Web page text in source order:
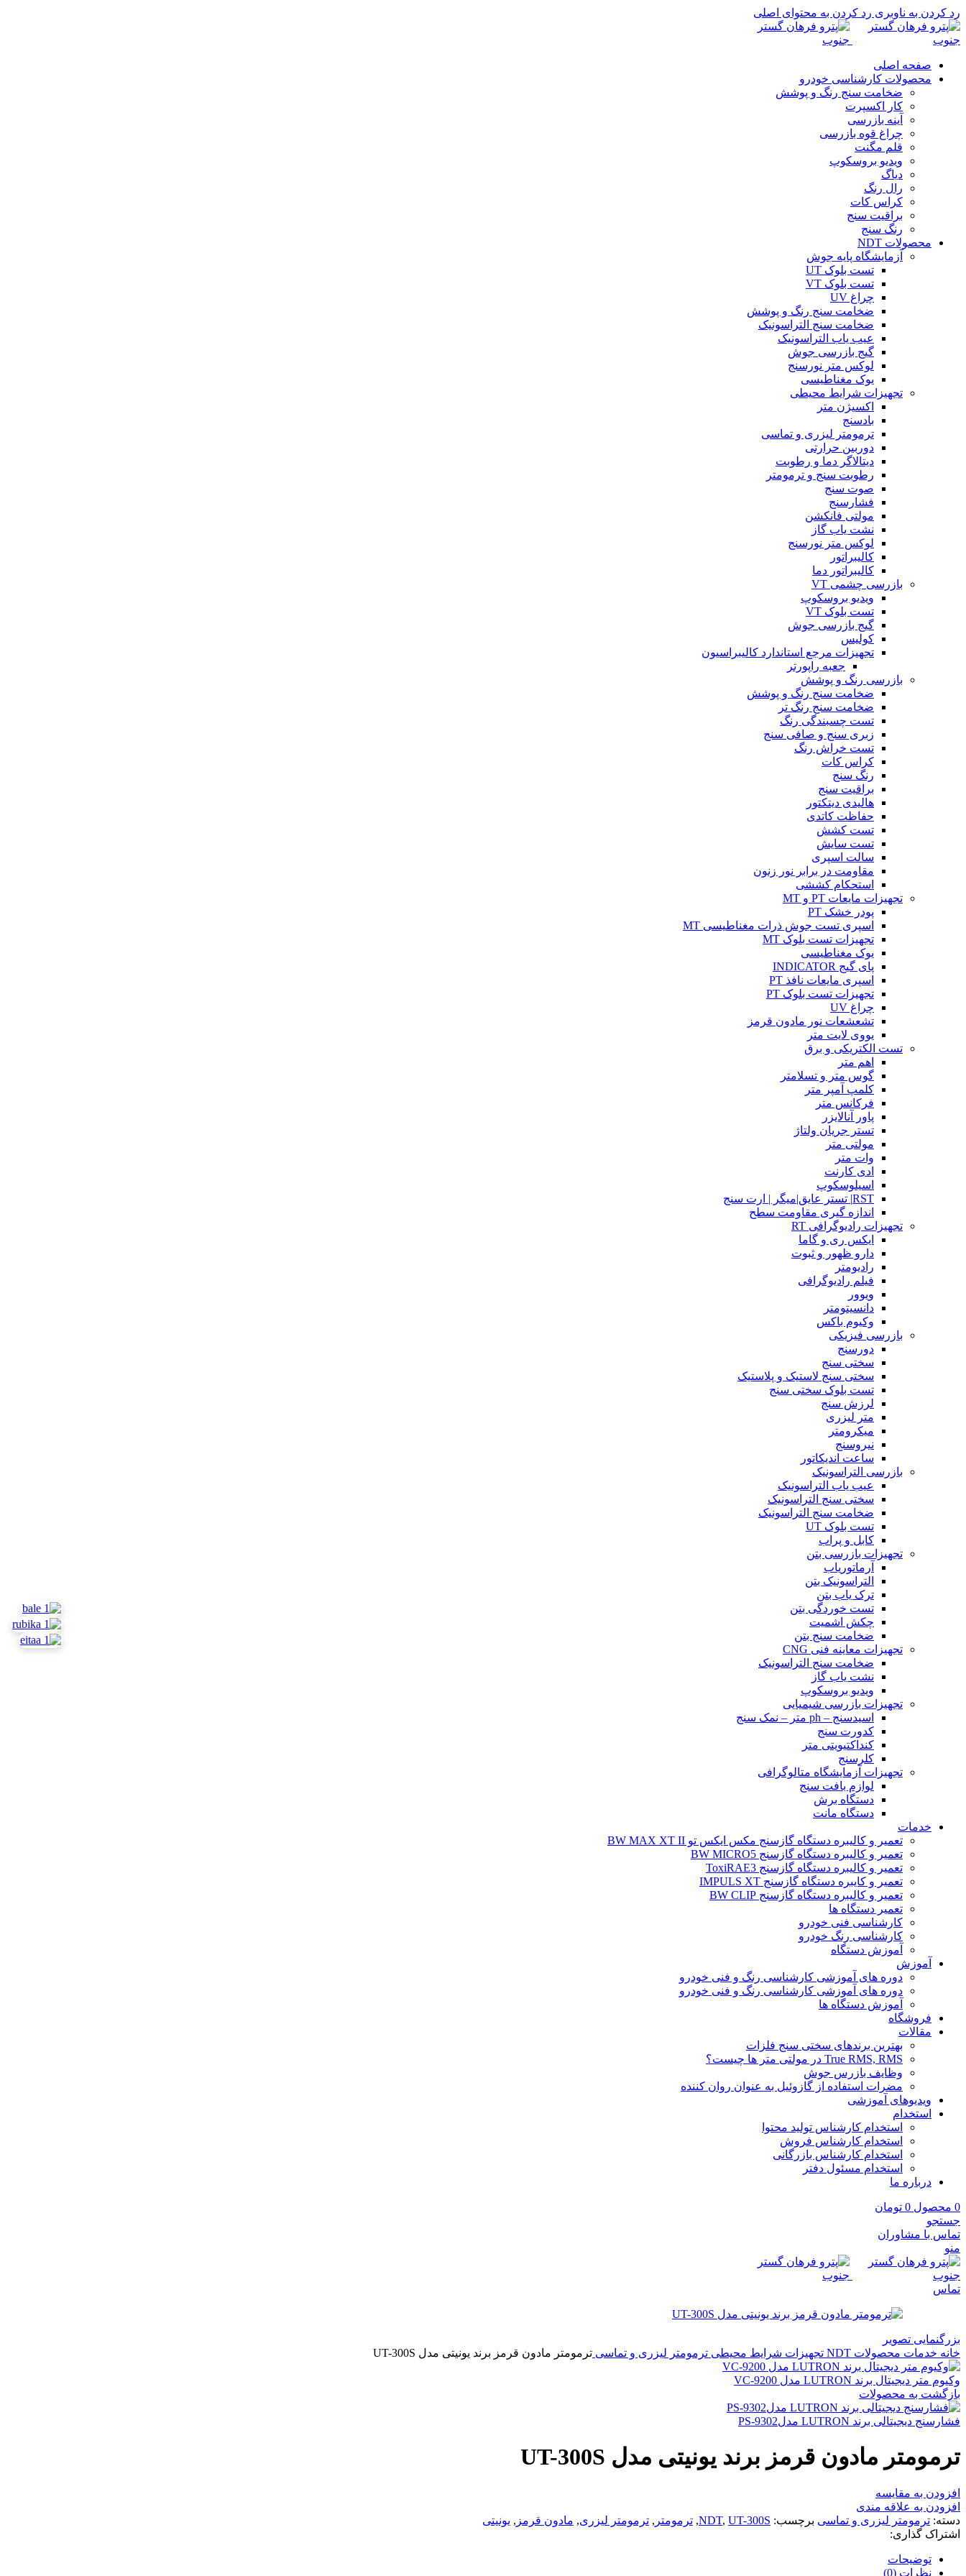
رد کردن به ناوبری رد کردن به محتوای اصلی
صفحه اصلی
محصولات کارشناسی خودرو
ضخامت سنج رنگ و پوشش
کار اکسپرت
آینه بازرسی
چراغ قوه بازرسی
قلم مگنت
ویدیو بروسکوپ
دیاگ
رال رنگ
کراس کات
براقیت سنج
رنگ سنج
محصولات NDT
آزمایشگاه پایه جوش
تست بلوک UT
تست بلوک VT
چراغ UV
ضخامت سنج رنگ و پوشش
ضخامت سنج التراسونیک
عیب یاب التراسونیک
گیج بازرسی جوش
لوکس متر نورسنج
یوک مغناطیسی
تجهیزات شرایط محیطی
اکسیژن متر
بادسنج
ترمومتر لیزری و تماسی
دوربین حرارتی
دیتالاگر دما و رطوبت
رطوبت سنج و ترمومتر
صوت سنج
فشارسنج
مولتی فانکشن
نشت یاب گاز
لوکس متر نورسنج
کالیبراتور
کالیبراتور دما
بازرسی چشمی VT
ویدیو بروسکوپ
تست بلوک VT
گیج بازرسی جوش
کولیس
تجهیزات مرجع استاندارد کالیبراسیون
جعبه راپورتر
بازرسی رنگ و پوشش
ضخامت سنج رنگ و پوشش
ضخامت سنج رنگ تر
تست چسبندگی رنگ
زبری سنج و صافی سنج
تست خراش رنگ
کراس کات
رنگ سنج
براقیت سنج
هالیدی دیتکتور
حفاظت کاتدی
تست کشش
تست سایش
سالت اسپری
مقاومت در برابر نور زنون
استحکام کششی
تجهیزات مایعات PT و MT
پودر خشک PT
اسپری تست جوش ذرات مغناطیسی MT
تجهیزات تست بلوک MT
یوک مغناطیسی
پای گیج INDICATOR
اسپری مایعات نافذ PT
تجهیزات تست بلوک PT
چراغ UV
تشعشعات نور مادون قرمز
یووی لایت متر
تست الکتریکی و برق
اهم متر
گوس متر و تسلامتر
کلمپ آمپر متر
فرکانس متر
پاور آنالایزر
تستر جریان ولتاژ
مولتی متر
وات متر
ادی کارنت
اسیلوسکوپ
RST| تستر عایق|میگر | ارت سنج
اندازه گیری مقاومت سطح
تجهیزات رادیوگرافی RT
ایکس ری و گاما
دارو ظهور و ثبوت
رادیومتر
فیلم رادیوگرافی
ویوور
دانسیتومتر
وکیوم باکس
بازرسی فیزیکی
دورسنج
سختی سنج
سختی سنج لاستیک و پلاستیک
تست بلوک سختی سنج
لرزش سنج
متر لیزری
میکرومتر
نیروسنج
ساعت اندیکاتور
بازرسی التراسونیک
عیب یاب التراسونیک
سختی سنج التراسونیک
ضخامت سنج التراسونیک
تست بلوک UT
کابل و پراب
تجهیزات بازرسی بتن
آرماتوریاب
التراسونیک بتن
ترک یاب بتن
تست خوردگی بتن
چکش اشمیت
ضخامت سنج بتن
تجهیزات معاینه فنی CNG
ضخامت سنج التراسونیک
نشت یاب گاز
ویدیو بروسکوپ
تجهیزات بازرسی شیمیایی
اسیدسنج – ph متر – نمک سنج
کدورت سنج
کنداکتیویتی متر
کلرسنج
تجهیزات آزمایشگاه متالوگرافی
لوازم بافت سنج
دستگاه برش
دستگاه مانت
خدمات
تعمیر و کالیبره دستگاه گازسنج مکس ایکس تو BW MAX XT II
تعمیر و کالیبره دستگاه گازسنج BW MICRO5
تعمیر و کالیبره دستگاه گازسنج ToxiRAE3
تعمیر و کایبره دستگاه گازسنج IMPULS XT
تعمیر و کالیبره دستگاه گازسنج BW CLIP
تعمیر دستگاه ها
کارشناسی فنی خودرو
کارشناسی رنگ خودرو
آموزش دستگاه
آموزش
دوره های آموزشی کارشناسی رنگ و فنی خودرو
دوره های آموزشی کارشناسی رنگ و فنی خودرو
آموزش دستگاه ها
فروشگاه
مقالات
بهترین برندهای سختی سنج فلزات
True RMS, RMS در مولتی متر ها چیست؟
وظایف بازرس جوش
مضرات استفاده از گازوئیل به عنوان روان کننده
ویدیوهای آموزشی
استخدام
استخدام کارشناس تولید محتوا
استخدام کارشناس فروش
استخدام کارشناس بازرگانی
استخدام مسئول دفتر
درباره ما
0 محصول 0 تومان
جستجو
تماس با مشاوران
منو
تماس
بزرگنمایی تصویر
خانه خدمات محصولات NDT تجهیزات شرایط محیطی ترمومتر لیزری و تماسی ترمومتر مادون قرمز برند یونیتی مدل UT-300S
وکیوم متر دیجیتال برند LUTRON مدل VC-9200
بازگشت به محصولات
فشارسنج دیجیتالی برند LUTRON مدلPS-9302
ترمومتر مادون قرمز برند یونیتی مدل UT-300S
افزودن به مقایسه
افزودن به علاقه مندی
دسته: ترمومتر لیزری و تماسی برچسب: NDT, UT-300S
, ترمومتر , ترمومتر لیزری, مادون قرمز , یونیتی
اشتراک گذاری:
توضیحات
نظرات (0)